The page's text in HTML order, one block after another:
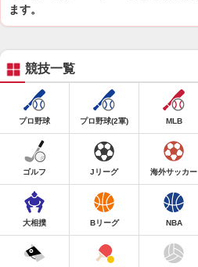
ます。
競技一覧
プロ野球 プロ野球(2軍) MLB
ゴルフ Jリーグ 海外サッカー
大相撲 Bリーグ NBA